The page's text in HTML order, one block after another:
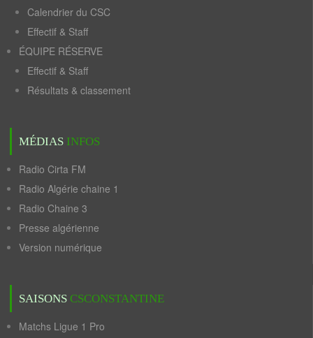
Calendrier du CSC
Effectif & Staff
ÉQUIPE RÉSERVE
Effectif & Staff
Résultats & classement
MÉDIAS INFOS
Radio Cirta FM
Radio Algérie chaine 1
Radio Chaine 3
Presse algérienne
Version numérique
SAISONS CSCONSTANTINE
Matchs Ligue 1 Pro